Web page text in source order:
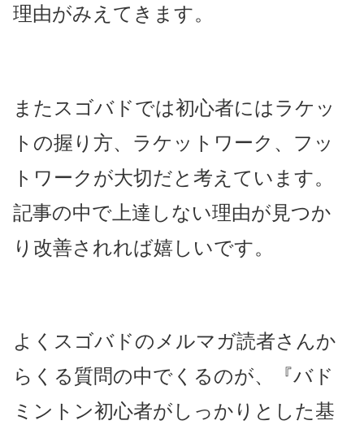
理由がみえてきます。
またスゴバドでは初心者にはラケッ
トの握り方、ラケットワーク、フッ
トワークが大切だと考えています。
記事の中で上達しない理由が見つか
り改善されれば嬉しいです。
よくスゴバドのメルマガ読者さんか
らくる質問の中でくるのが、『バド
ミントン初心者がしっかりとした基